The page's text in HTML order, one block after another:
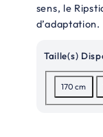
r
r
sens, le
d’adaptation.
Taille(s)
170 cm